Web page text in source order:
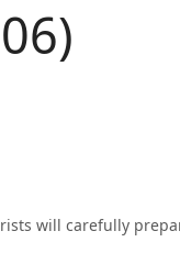
will carefully